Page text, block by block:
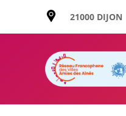
21000 DIJON